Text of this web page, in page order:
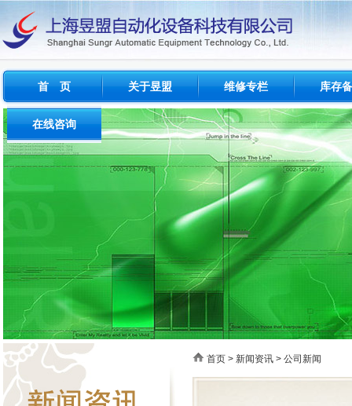
首 页 关于昱盟
公司概况
经营范围
成功案例
维修专栏
维修简介
维修范围
维修周期
测试设备
流程及收费标准
库存
西门子
FANUC
其他品
在线咨询
问题与反馈
首页 > 新闻资讯 > 公司新闻